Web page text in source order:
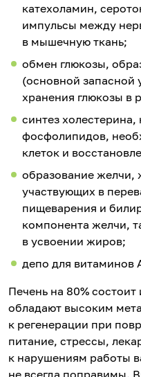
катехоламин,
импульсы между
в мышечную ткань;
обмен глюкозы,
(основной запасной
хранения глюкозы в
синтез
фосфолипидов,
клеток и
образование желчи,
участвующих в
пищеварения и
компонента желчи,
в усвоении жиров;
депо для витаминов
Печень на 80% состоит
обладают высоким
к регенерации при
питание, стрессы,
к нарушениям работы